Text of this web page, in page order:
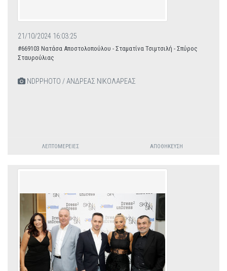
21/10/2024 16:03:25
#669103 Νατάσα Αποστολοπούλου - Σταματίνα Τσιμτσιλή - Σπύρος
Σταυρούλιας
NDPPHOTO / ΑΝΔΡΕΑΣ ΝΙΚΟΛΑΡΕΑΣ
ΛΕΠΤΟΜΈΡΕΙΕΣ ΑΠΟΘΉΚΕΥΣΗ